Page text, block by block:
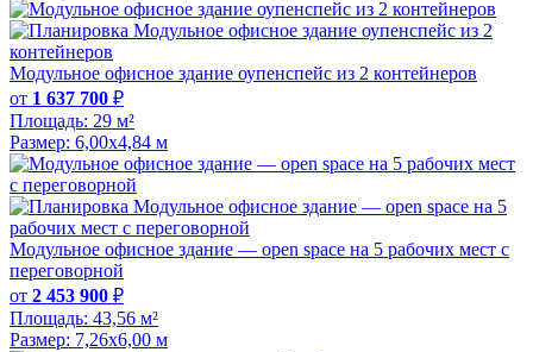
Модульное офисное здание оупенспейс из 2 контейнеров
от 1 637 700 ₽
Площадь: 29 м²
Размер: 6,00х4,84 м
Модульное офисное здание — open space на 5 рабочих мест с
переговорной
от 2 453 900 ₽
Площадь: 43,56 м²
Размер: 7,26х6,00 м